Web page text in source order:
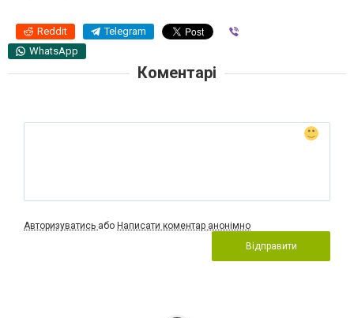
Reddit Telegram
WhatsApp
Коментарі
Авторизуватись або Написати коментар анонімно
Відправити